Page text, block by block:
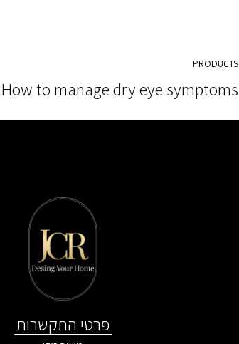
PRODUCTS
How to manage dry eye symptoms
פרטי התקשרות